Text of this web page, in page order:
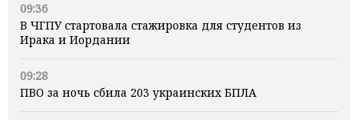
09:36
В ЧГПУ стартовала стажировка для студентов из
Ирака и Иордании
09:28
ПВО за ночь сбила 203 украинских БПЛА